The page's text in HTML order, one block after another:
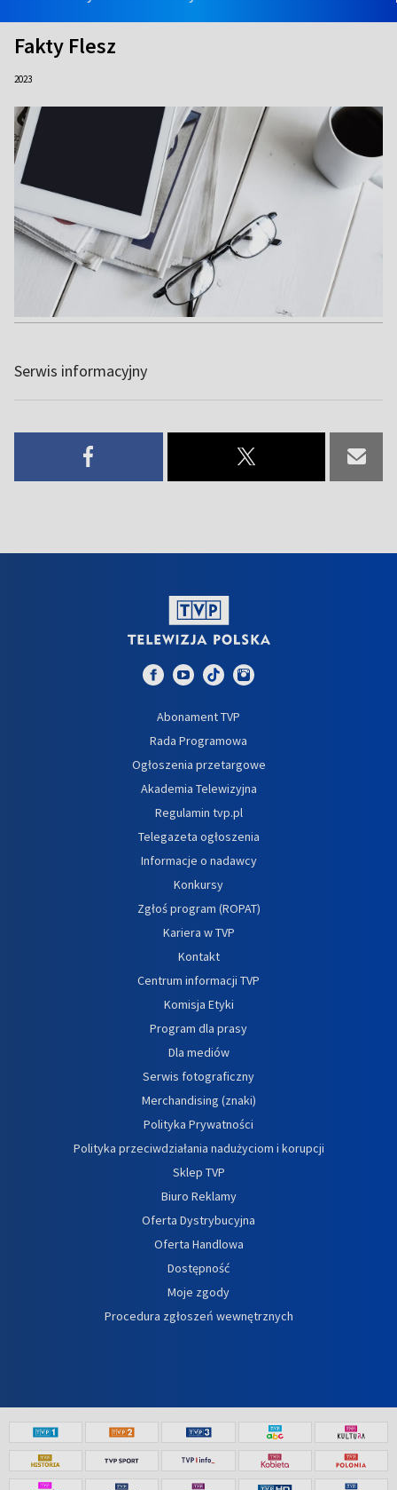
Fakty Flesz
2023
Serwis informacyjny
Abonament TVP
Rada Programowa
Ogłoszenia przetargowe
Akademia Telewizyjna
Regulamin tvp.pl
Telegazeta ogłoszenia
Informacje o nadawcy
Konkursy
Zgłoś program (ROPAT)
Kariera w TVP
Kontakt
Centrum informacji TVP
Komisja Etyki
Program dla prasy
Dla mediów
Serwis fotograficzny
Merchandising (znaki)
Polityka Prywatności
Polityka przeciwdziałania nadużyciom i korupcji
Sklep TVP
Biuro Reklamy
Oferta Dystrybucyjna
Oferta Handlowa
Dostępność
Moje zgody
Procedura zgłoszeń wewnętrznych